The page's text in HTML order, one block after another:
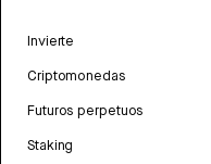
Invierte
Criptomonedas
Futuros perpetuos
Staking